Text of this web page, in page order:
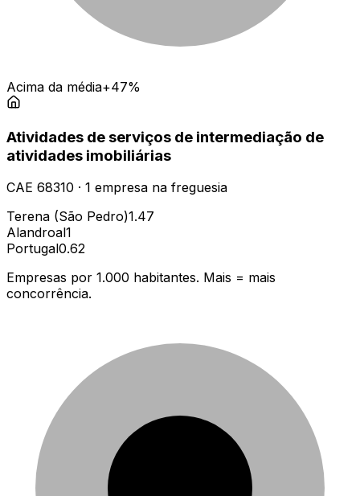
Acima da média+47%
Atividades de serviços de intermediação de
atividades imobiliárias
CAE 68310 · 1 empresa na freguesia
Terena (São Pedro)1.47
Alandroal1
Portugal0.62
Empresas por 1.000 habitantes. Mais = mais
concorrência.